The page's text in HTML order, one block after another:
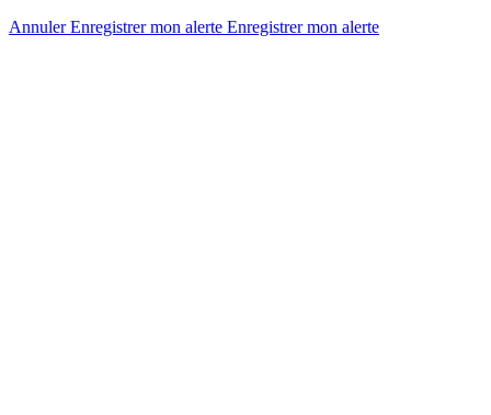
AnnulerEnregistrer mon alerte Enregistrermon alerte